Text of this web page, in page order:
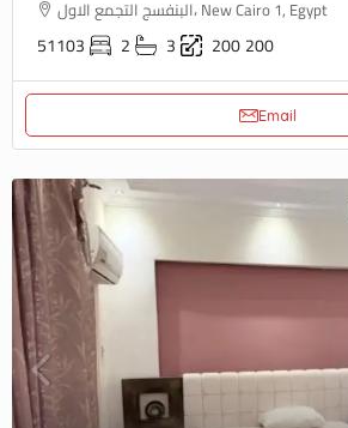
البنفسج التجمع الاول، New Cairo 1, Egypt
51103 2 3 200200
Email